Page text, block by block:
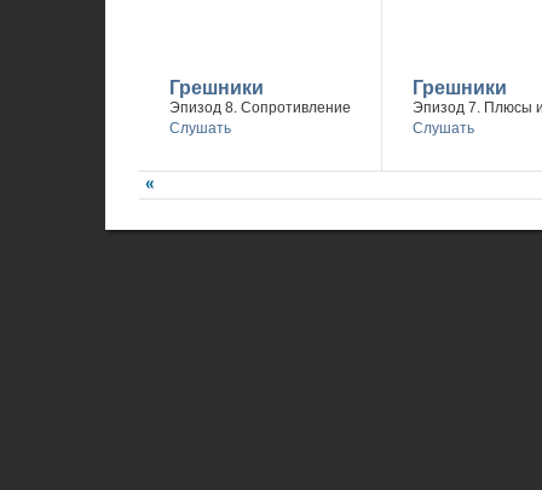
Грешники
Эпизод 8. Сопротивление
Слушать
Грешники
Эпизод 7. Плюсы
Слушать